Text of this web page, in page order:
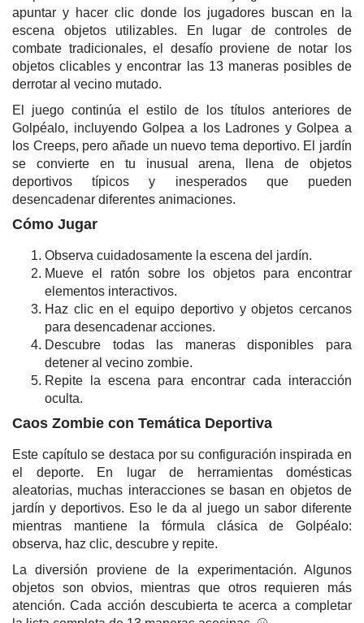
apuntar y hacer clic donde los jugadores buscan en la
escena objetos utilizables. En lugar de controles de
combate tradicionales, el desafío proviene de notar los
objetos clicables y encontrar las 13 maneras posibles de
derrotar al vecino mutado.
El juego continúa el estilo de los títulos anteriores de
Golpéalo, incluyendo Golpea a los Ladrones y Golpea a
los Creeps, pero añade un nuevo tema deportivo. El jardín
se convierte en tu inusual arena, llena de objetos
deportivos típicos y inesperados que pueden
desencadenar diferentes animaciones.
Cómo Jugar
Observa cuidadosamente la escena del jardín.
Mueve el ratón sobre los objetos para encontrar
elementos interactivos.
Haz clic en el equipo deportivo y objetos cercanos
para desencadenar acciones.
Descubre todas las maneras disponibles para
detener al vecino zombie.
Repite la escena para encontrar cada interacción
oculta.
Caos Zombie con Temática Deportiva
Este capítulo se destaca por su configuración inspirada en
el deporte. En lugar de herramientas domésticas
aleatorias, muchas interacciones se basan en objetos de
jardín y deportivos. Eso le da al juego un sabor diferente
mientras mantiene la fórmula clásica de Golpéalo:
observa, haz clic, descubre y repite.
La diversión proviene de la experimentación. Algunos
objetos son obvios, mientras que otros requieren más
atención. Cada acción descubierta te acerca a completar